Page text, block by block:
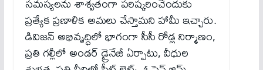
ప్రత్యేక ప్రణాళిక అమలు చేస్తామని హామీ ఇచ్చారు.
డివిజన్ అభివృద్ధిలో భాగంగా సీసీ రోడ్ల నిర్మాణం,
ప్రతి గల్లీలో అండర్ డ్రైనేజీ ఏర్పాటు, వీధుల